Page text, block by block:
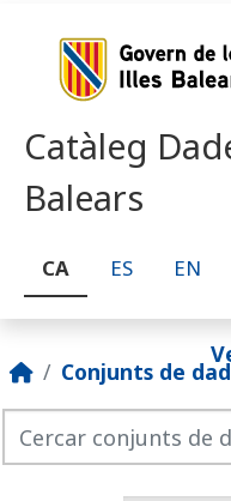
Catàleg
Balears
CA ES EN
Conjunts de